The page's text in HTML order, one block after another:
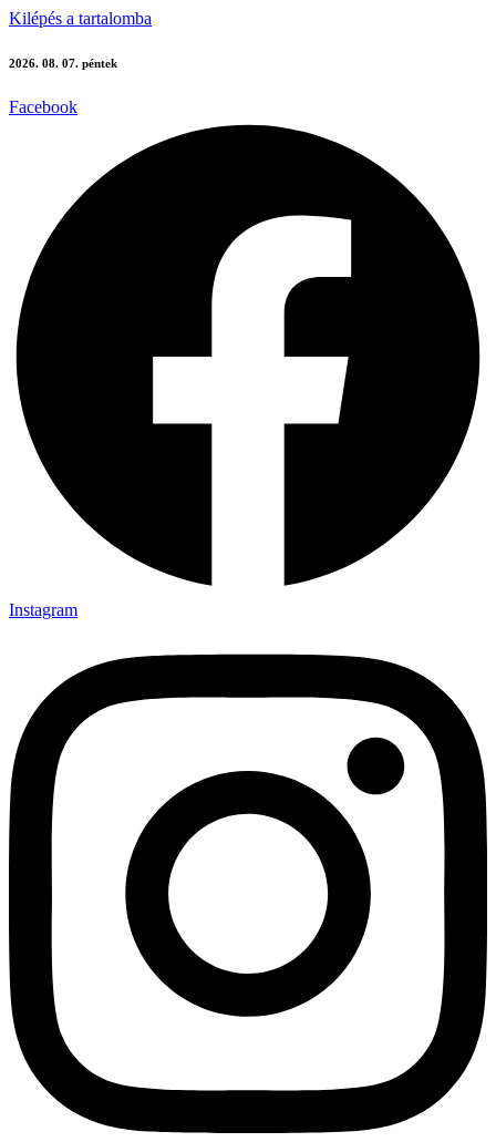
Kilépés a tartalomba
2026. 08. 07. péntek
Facebook
Instagram